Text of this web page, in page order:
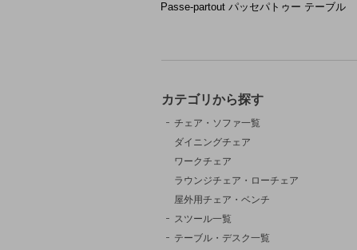
Passe-partout パッセパトゥー テーブル
カテゴリから探す
チェア・ソファ一覧
ダイニングチェア
ワークチェア
ラウンジチェア・ローチェア
屋外用チェア・ベンチ
スツール一覧
テーブル・デスク一覧